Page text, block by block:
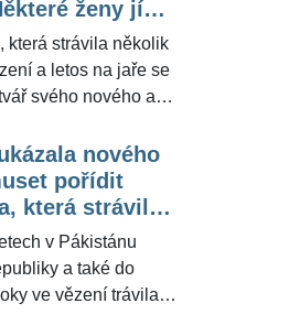
což dost vypovídá
ženy jí
závidět
která strávila několik
a letos na jaře se
svého nového a
Pro
babička, že jejím
dost vypovídá o její
nového
pořídit
která strávila
v Pákistánu
a také do
ve vězení trávila